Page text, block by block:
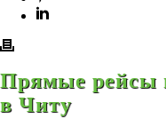
Прямые рейсы
в Читу